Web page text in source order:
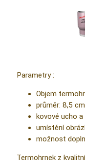
Parametry :
Objem
průměr: 8,5
kovové ucho
umístění
možnost
Termohrnek z